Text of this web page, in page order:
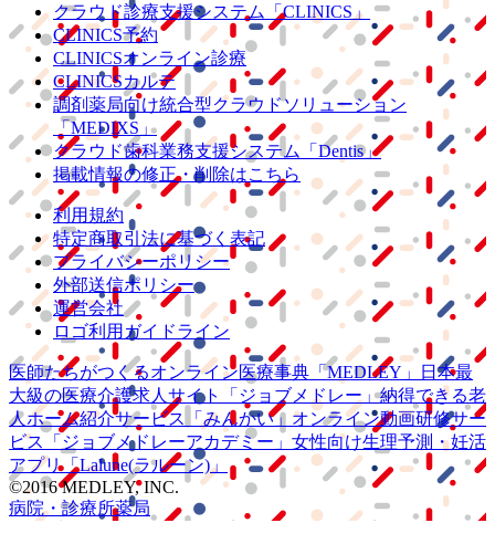
クラウド診療支援システム
「CLINICS」
CLINICS予約
CLINICSオンライン診療
CLINICSカルテ
調剤薬局向け統合型クラウドソリューション
「MEDIXS」
クラウド歯科業務支援システム
「Dentis」
掲載情報の修正・削除はこちら
利用規約
特定商取引法に基づく表記
プライバシーポリシー
外部送信ポリシー
運営会社
ロゴ利用ガイドライン
医師たちがつくるオンライン医療事典 「MEDLEY」
日本最
大級の医療介護求人サイト 「ジョブメドレー」納得できる老
人ホーム紹介サービス
「みんかい」 オンライン動画研修サー
ビス
「ジョブメドレーアカデミー」 女性向け生理予測・妊活
アプリ「Lalune(ラルーン)」
©2016 MEDLEY, INC.
病院・診療所薬局